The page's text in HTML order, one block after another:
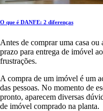
O que é DANFE: 2 diferenças
Antes de comprar uma casa ou
prazo para entrega de imóvel ao
frustrações.
A compra de um imóvel é um
das pessoas. No momento de
pronto, aparecem diversas
de imóvel comprado na planta.